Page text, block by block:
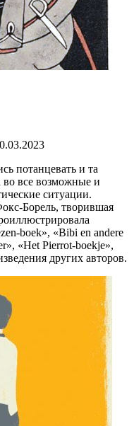
потанцевать и та
во все возможные и
ситуации.
Борель, творившая
boek», «Bibi en andere
«Het Pierrot-boekje»,
других авторов.